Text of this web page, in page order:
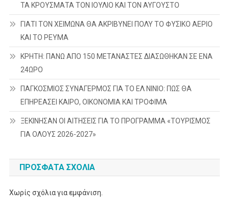
ΤΑ ΚΡΟΥΣΜΑΤΑ ΤΟΝ ΙΟΥΛΙΟ ΚΑΙ ΤΟΝ ΑΥΓΟΥΣΤΟ
ΓΙΑΤΙ ΤΟΝ ΧΕΙΜΩΝΑ ΘΑ ΑΚΡΙΒΥΝΕΙ ΠΟΛΥ ΤΟ ΦΥΣΙΚΟ ΑΕΡΙΟ
ΚΑΙ ΤΟ ΡΕΥΜΑ
ΚΡΗΤΗ: ΠΑΝΩ ΑΠΟ 150 ΜΕΤΑΝΑΣΤΕΣ ΔΙΑΣΩΘΗΚΑΝ ΣΕ ΕΝΑ
24ΩΡΟ
ΠΑΓΚΟΣΜΙΟΣ ΣΥΝΑΓΕΡΜΟΣ ΓΙΑ ΤΟ ΕΛ ΝΙΝΙΟ: ΠΩΣ ΘΑ
ΕΠΗΡΕΑΣΕΙ ΚΑΙΡΟ, ΟΙΚΟΝΟΜΙΑ ΚΑΙ ΤΡΟΦΙΜΑ
ΞΕΚΙΝΗΣΑΝ ΟΙ ΑΙΤΗΣΕΙΣ ΓΙΑ ΤΟ ΠΡΟΓΡΑΜΜΑ «ΤΟΥΡΙΣΜΟΣ
ΓΙΑ ΟΛΟΥΣ 2026-2027»
ΠΡΌΣΦΑΤΑ ΣΧΌΛΙΑ
Χωρίς σχόλια για εμφάνιση.